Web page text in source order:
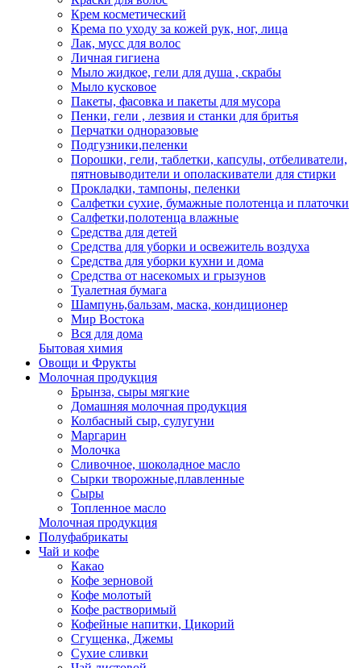
Крем косметический
Крема по уходу за кожей рук, ног, лица
Лак, мусс для волос
Личная гигиена
Мыло жидкое, гели для душа , скрабы
Мыло кусковое
Пакеты, фасовка и пакеты для мусора
Пенки, гели , лезвия и станки для бритья
Перчатки одноразовые
Подгузники,пеленки
Порошки, гели, таблетки, капсулы, отбеливатели,
пятновыводители и ополаскиватели для стирки
Прокладки, тампоны, пеленки
Салфетки сухие, бумажные полотенца и платочки
Салфетки,полотенца влажные
Средства для детей
Средства для уборки и освежитель воздуха
Средства для уборки кухни и дома
Средства от насекомых и грызунов
Туалетная бумага
Шампунь,бальзам, маска, кондиционер
Мир Востока
Вся для дома
Бытовая химия
Овощи и Фрукты
Молочная продукция
Брынза, сыры мягкие
Домашняя молочная продукция
Колбасный сыр, сулугуни
Маргарин
Молочка
Сливочное, шоколадное масло
Сырки творожные,плавленные
Сыры
Топленное масло
Молочная продукция
Полуфабрикаты
Чай и кофе
Какао
Кофе зерновой
Кофе молотый
Кофе растворимый
Кофейные напитки, Цикорий
Сгущенка, Джемы
Сухие сливки